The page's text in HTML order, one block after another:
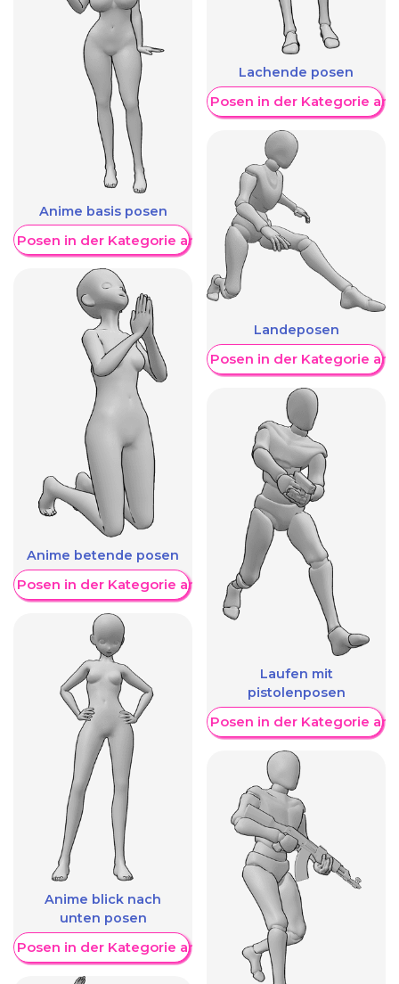
Anime basis posen
Posen in der Kategorie anzeigen
Anime betende posen
Posen in der Kategorie anzeigen
Anime blick nach
unten posen
Posen in der Kategorie anzeigen
Lachende posen
Weitere Posen in der Kategorie
Landeposen
Weitere Posen in der Kategorie
Laufen mit
pistolenposen
Weitere Posen in der Kategorie